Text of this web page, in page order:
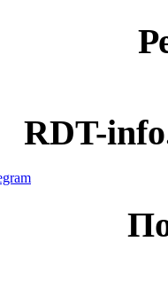
RDT-